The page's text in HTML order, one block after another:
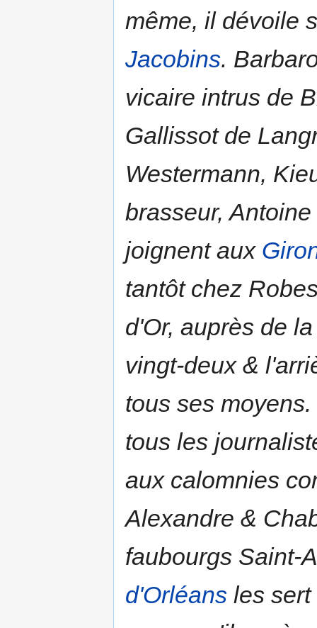
même, il dévoile
Jacobins.
vicaire intrus de
Gallissotde
Westermann,
brasseur,Antoine
joignent aux
tantôt chez
d'Or, auprès de
vingt-deux&
tous ses moyens.
tous les
aux calomnies
Alexandre &
faubourgs Saint-
d'Orléans les